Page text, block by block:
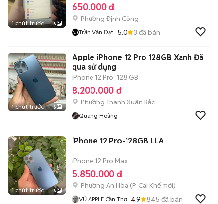
1 phút trước 6
650.000 đ
Phường Định Công
Trần Văn Đạt 5.0 3 đã bán
1 phút trước 6
Apple iPhone 12 Pro 128GB Xanh Đã
qua sử dụng
iPhone 12 Pro 128 GB
8.200.000 đ
Phường Thanh Xuân Bắc
Quang Hoàng
1 phút trước 6
iPhone 12 Pro-128GB LLA
iPhone 12 Pro Max
5.850.000 đ
Phường An Hòa (P. Cái Khế mới)
VŨ APPLE Cần Thơ 4.9 845 đã bán